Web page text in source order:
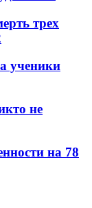
трех
ученики
не
на 78